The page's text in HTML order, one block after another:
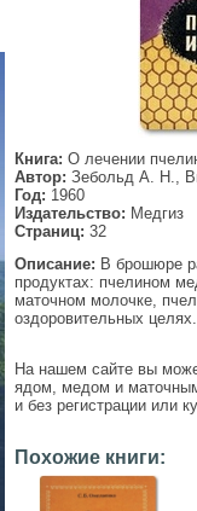
Книга: О лечении
Автор: Зебольд А. Н.,
Год: 1960
Издательство: Медгиз
Страниц: 32
Описание: В брошюре
продуктах: пчелином
маточном молочке,
оздоровительных целях.
На нашем сайте вы
ядом, медом и
и без регистрации или
Похожие книги:
▼
▼
▼
▼